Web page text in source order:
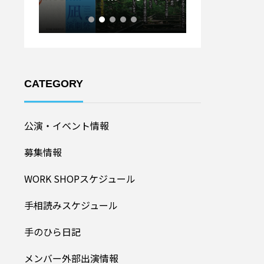
CATEGORY
公演・イベント情報
募集情報
WORK SHOPスケジュール
手相読みスケジュール
手のひら日記
メンバー外部出演情報